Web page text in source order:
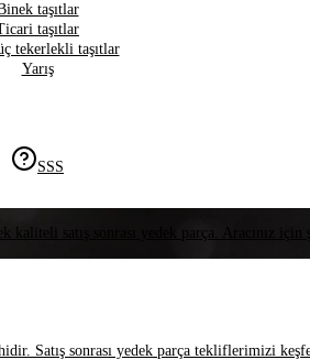
taşıtlar
taşıtlar
tekerlekli taşıtlar
Yarış
SSS
kaliteli satış sonrası yedek parça. Aracınız
Satış sonrası yedek parça tekliflerimizi